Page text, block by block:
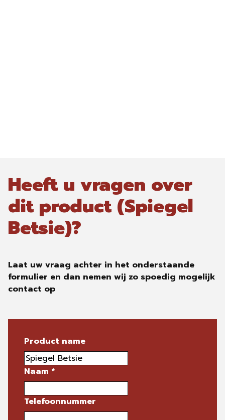
Heeft u vragen over
dit product (Spiegel
Betsie)?
Laat uw vraag achter in het onderstaande
formulier en dan nemen wij zo spoedig mogelijk
contact op
Product name
Naam *
Telefoonnummer